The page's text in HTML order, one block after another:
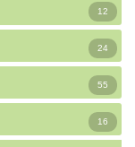
12
24
55
16